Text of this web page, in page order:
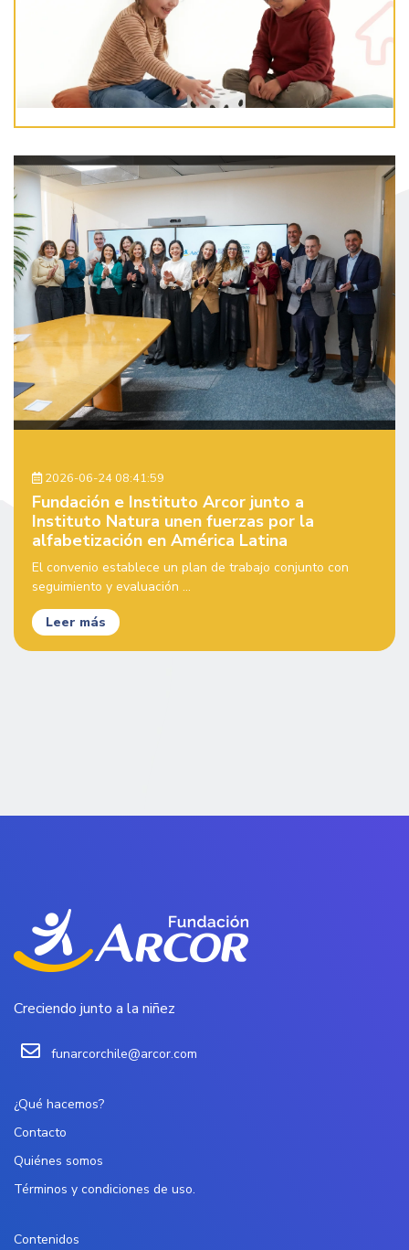
2026-06-24 08:41:59
Fundación e Instituto Arcor junto a
Instituto Natura unen fuerzas por la
alfabetización en América Latina
El convenio establece un plan de trabajo conjunto con
seguimiento y evaluación ...
Leer más
Creciendo junto a la niñez
funarcorchile@arcor.com
¿Qué hacemos?
Contacto
Quiénes somos
Términos y condiciones de uso.
Contenidos